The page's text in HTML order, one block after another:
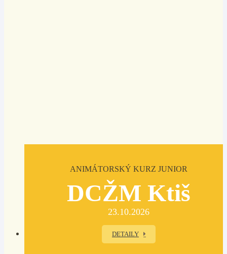
ANIMÁTORSKÝ KURZ JUNIOR
DCŽM Ktiš
23.10.2026
DETAILY